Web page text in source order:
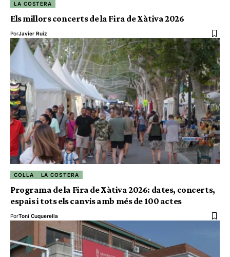
LA COSTERA
Els millors concerts de la Fira de Xàtiva 2026
PorJavier Ruiz
COLLA LA COSTERA
Programa de la Fira de Xàtiva 2026: dates, concerts,
espais i tots els canvis amb més de 100 actes
PorToni Cuquerella